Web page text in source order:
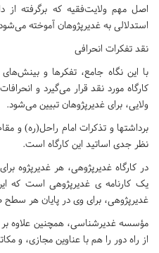
اصل مهم ولایت‌فقیه که برگرفته از
استدلالی به غدیرپژوهان آموخته
نقد تفکرات انحرافی
با این نگاه جامع، تفکرها و
کارگاه مورد نقد قرار می­‌گیرد و
ولایی، برای غدیرپژوهان تبیین می­‌شود.
برداشت­ها و تذکرات امام راحل(ره) و
نظر جدی اساتید این کارگاه است.
در کارگاه غدیرپژوهی، هر غدیرپژوه
یک کارنامه­ ی غدیرپژوهی است که
غدیرپژوهی، برای وی در پایان هر
از راه دور را هم با عناوین مجازی، و